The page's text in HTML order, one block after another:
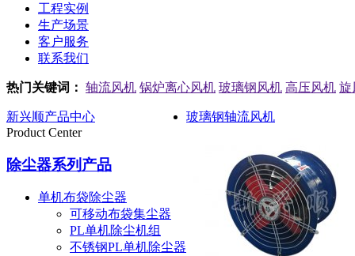
工程实例
生产场景
客户服务
联系我们
热门关键词： 轴流风机 锅炉离心风机 玻璃钢风机 高压风机 旋
新兴顺产品中心
Product Center
除尘器系列产品
单机布袋除尘器
可移动布袋集尘器
PL单机除尘机组
不锈钢PL单机除尘器
玻璃钢轴流风机